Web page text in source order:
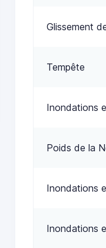
Glissement
Tempête
Inondations
Poids de la
Inondations
Inondations